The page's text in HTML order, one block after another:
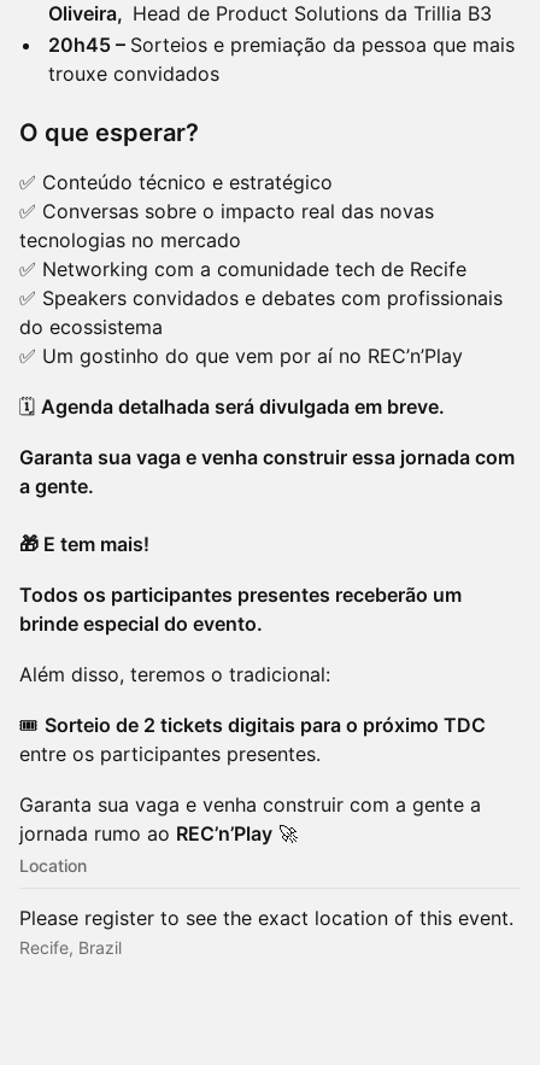
Oliveira, Head de Product Solutions da Trillia B3
20h45 – Sorteios e premiação da pessoa que mais
trouxe convidados
O que esperar?
✅ Conteúdo técnico e estratégico
✅ Conversas sobre o impacto real das novas
tecnologias no mercado
✅ Networking com a comunidade tech de Recife
✅ Speakers convidados e debates com profissionais
do ecossistema
✅ Um gostinho do que vem por aí no REC’n’Play
🗓️ Agenda detalhada será divulgada em breve.
Garanta sua vaga e venha construir essa jornada com
a gente.
🎁 E tem mais!
Todos os participantes presentes receberão um
brinde especial do evento.
Além disso, teremos o tradicional:
🎟️ Sorteio de 2 tickets digitais para o próximo TDC
entre os participantes presentes.
Garanta sua vaga e venha construir com a gente a
jornada rumo ao REC’n’Play 🚀
Location
Please register to see the exact location of this event.
Recife, Brazil